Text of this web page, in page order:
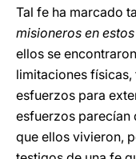
Tal fe ha marcado
misioneros en
ellos se
limitaciones
esfuerzos para
esfuerzos parecían
que ellos vivieron,